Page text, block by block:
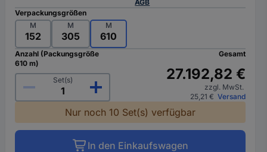
AGB
Verpackungsgrößen
M
152
M
305
M
610
Anzahl (Packungsgröße
610 m)
Set(s)
Gesamt
27.192,82 €
zzgl. MwSt.
25,21 € Versand
Nur noch 10 Set(s) verfügbar
In den Einkaufswagen